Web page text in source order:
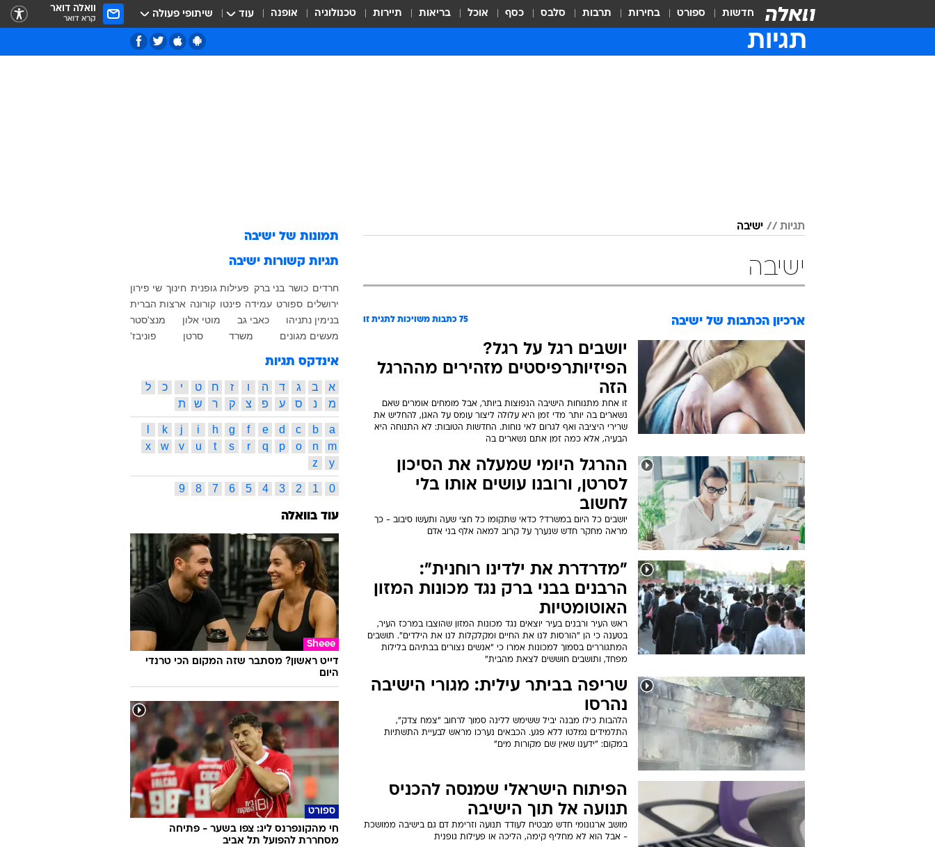
חדשות ספורט בחירות תרבות סלבס כסף אוכל בריאות תיירות טכנולוגיה אופנה עוד שיתופי פעולה וואלה דואר
קרא דואר
תגיות
תגיות ישיבה
ישיבה
ארכיון הכתבות של ישיבה 75 כתבות משויכות לתגית זו
יושבים רגל על רגל?
הפיזיותרפיסטים מזהירים מההרגל
הזה
זו אחת מתנוחות הישיבה הנפוצות ביותר, אבל מומחים אומרים שאם
נשארים בה יותר מדי זמן היא עלולה ליצור עומס על האגן, להחליש את
שרירי היציבה ואף לגרום לאי נוחות. החדשות הטובות: לא התנוחה היא
הבעיה, אלא כמה זמן אתם נשארים בה
ההרגל היומי שמעלה את הסיכון
לסרטן, ורובנו עושים אותו בלי
לחשוב
יושבים כל היום במשרד? כדאי שתקומו כל חצי שעה ותעשו סיבוב - כך
מראה מחקר חדש שנערך על קרוב למאה אלף בני אדם
"מדרדרת את ילדינו רוחנית":
הרבנים בבני ברק נגד מכונות המזון
האוטומטיות
ראש העיר ורבנים בעיר יוצאים נגד מכונות המזון שהוצבו במרכז העיר,
בטענה כי הן "הורסות לנו את החיים ומקלקלות לנו את הילדים". תושבים
המתגוררים בסמוך למכונות אמרו כי "אנשים נצורים בבתיהם בלילות
מפחד, ותושבים חוששים לצאת מהבית"
שריפה בביתר עילית: מגורי הישיבה
נהרסו
הלהבות כילו מבנה יביל ששימש ללינה סמוך לרחוב "צמח צדק",
התלמידים נמלטו ללא פגע. הכבאים נערכו מראש לבעיית התשתיות
במקום: "ידענו שאין שם מקורות מים"
הפיתוח הישראלי שמנסה להכניס
תנועה אל תוך הישיבה
מושב ארגונומי חדש מבטיח לעודד תנועה וזרימת דם גם בישיבה ממושכת
- אבל הוא לא מחליף קימה, הליכה או פעילות גופנית
תמונות של ישיבה
תגיות קשורות ישיבה
חרדים כושר בני ברק פעילות גופנית חינוך שי פירון
ירושלים ספורט עמידה פינטו קורונה ארצות הברית
בנימין נתניהו
כאבי גב מוטי אלון
מנצ'סטר
מעשים מגונים
משרד סרטן פוניבז'
אינדקס תגיות
א ב ג ד ה ו ז ח ט י כ
ל
מ
נ ס ע פ צ ק ר ש ת
a
b
c
d
e
f
g
h
i
j
k
m
n
o
p
q
r
s
t
u
v
w
x
y
z
0
1
2
3
4
5
6
7
8
9
עוד בוואלה
Sheee
דייט ראשון? מסתבר שזה המקום הכי טרנדי
היום
ספורט
חי מהקונפרנס ליג: צפו בשער - פתיחה
מסחררת להפועל תל אביב